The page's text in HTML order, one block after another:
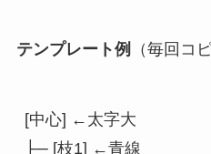
テンプレート例 （毎回コ
[中心] ←太字大
├─ [枝1] ←青線